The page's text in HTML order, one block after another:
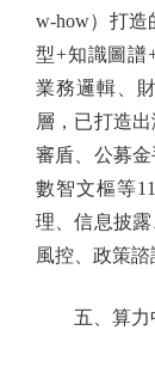
w-how）打
型+知識圖譜
業務邏輯、
層，已打造
審盾、公募金
數智文樞等
理、信息披
風控、政策諮
五、算力中